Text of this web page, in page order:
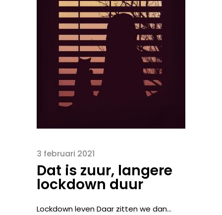
3 februari 2021
Dat is zuur, langere
lockdown duur
Lockdown leven Daar zitten we dan…